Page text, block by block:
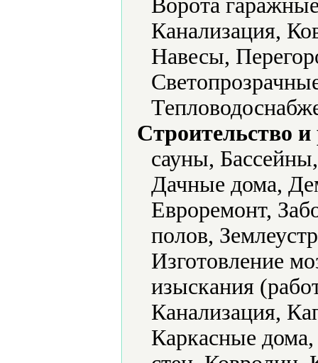
Ворота
Канализация,
Навесы,
Строительство
сауны,
Дачные дома,
Евроремонт,
полов,
Изготовление
изыскания
Канализация,
Каркасные